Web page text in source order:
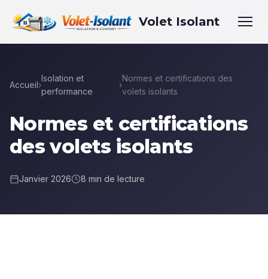
Volet Isolant
Accueil›
Isolation et
performance
›
Normes et certifications des
volets isolants
Normes et certifications
des volets isolants
Janvier 2026 8 min de lecture